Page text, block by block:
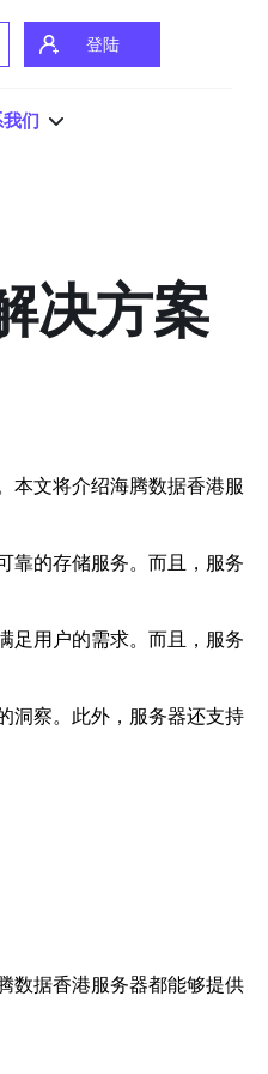
登陆
们
决方案
本文将介绍海腾数据香港服
靠的存储服务。而且，服务
足用户的需求。而且，服务
洞察。此外，服务器还支持
数据香港服务器都能够提供